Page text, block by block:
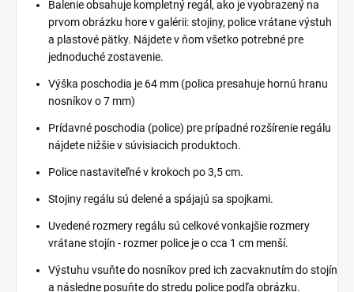
Balenie obsahuje kompletný regál, ako je vyobrazený na
prvom obrázku hore v galérii: stojiny, police vrátane výstuh
a plastové pätky. Nájdete v ňom všetko potrebné pre
jednoduché zostavenie.
Výška poschodia je 64 mm (polica presahuje hornú hranu
nosníkov o 7 mm)
Prídavné poschodia (police) pre prípadné rozšírenie regálu
nájdete nižšie v súvisiacich produktoch.
Police nastaviteľné v krokoch po 3,5 cm.
Stojiny regálu sú delené a spájajú sa spojkami.
Uvedené rozmery regálu sú celkové vonkajšie rozmery
vrátane stojín - rozmer police je o cca 1 cm menší.
Výstuhu vsuňte do nosníkov pred ich zacvaknutím do stojín
a následne posuňte do stredu police podľa obrázku.